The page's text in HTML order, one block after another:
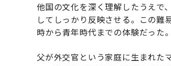
他国の文化を深く理解したうえで
してしっかり反映させる。この難
時から青年時代までの体験だった。
父が外交官という家庭に生まれた